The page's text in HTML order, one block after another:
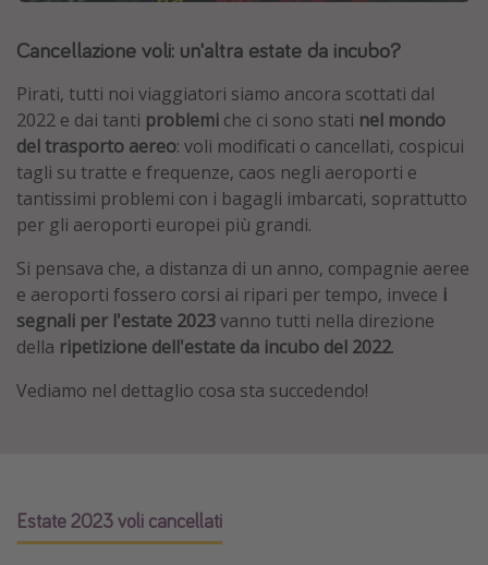
Baleari
Egitto
Tunisia
Malta
Canarie
Capo Verde
Tipo di vacanza
Vacanze last minute
Vacanze con bambini
Vacanze al mare
Cancellazione voli: un'altra estate da incubo?
Pirati, tutti noi viaggiatori siamo ancora scottati dal
2022 e dai tanti problemi che ci sono stati nel mondo
del trasporto aereo: voli modificati o cancellati, cospicui
tagli su tratte e frequenze, caos negli aeroporti e
tantissimi problemi con i bagagli imbarcati, soprattutto
per gli aeroporti europei più grandi.
Si pensava che, a distanza di un anno, compagnie aeree
e aeroporti fossero corsi ai ripari per tempo, invece i
segnali per l'estate 2023vanno tutti nella direzione
della ripetizione dell'estate da incubo del 2022.
Vediamo nel dettaglio cosa sta succedendo!
Estate 2023 voli cancellati